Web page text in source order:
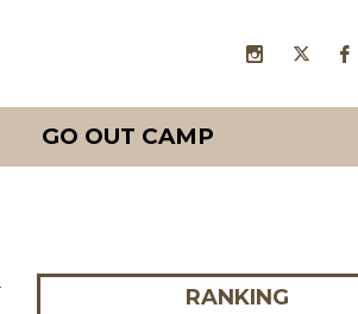
GO OUT CAMP
RANKING